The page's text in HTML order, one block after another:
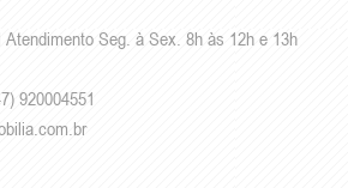
Atendimento Seg. à Sex. 8h às 12h e 13h
920004551